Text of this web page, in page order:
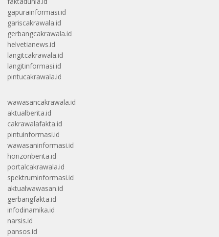
gapurainformasi.id
gariscakrawala.id
gerbangcakrawala.id
helvetianews.id
langitcakrawala.id
langitinformasi.id
pintucakrawala.id
wawasancakrawala.id
aktualberita.id
cakrawalafakta.id
pintuinformasi.id
wawasaninformasi.id
horizonberita.id
portalcakrawala.id
spektruminformasi.id
aktualwawasan.id
gerbangfakta.id
infodinamika.id
narsis.id
pansos.id